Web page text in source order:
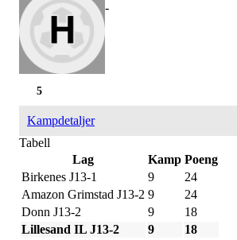
-
5
Kampdetaljer
Tabell
Lag
Kamp Poeng
Birkenes J13-1
9
24
Amazon Grimstad J13-2 9
24
Donn J13-2
9
18
Lillesand IL J13-2
9 18